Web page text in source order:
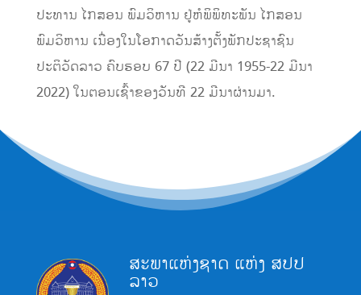
ປະທານ ໄກສອນ ພົມວິຫານ ຢູ່ຫໍພິພິທະພັນ ໄກສອນ
ພົມວິຫານ ເນື່ອງໃນໂອກາດວັນສ້າງຕັ້ງພັກປະຊາຊົນ
ປະຕິວັດລາວ ຄົບຮອບ 67 ປີ (22 ມີນາ 1955-22 ມີນາ
2022) ໃນຕອນເຊົ້າຂອງວັນທີ 22 ມີນາຜ່ານມາ.
ສະພາແຫ່ງຊາດ ແຫ່ງ ສປປ
ລາວ